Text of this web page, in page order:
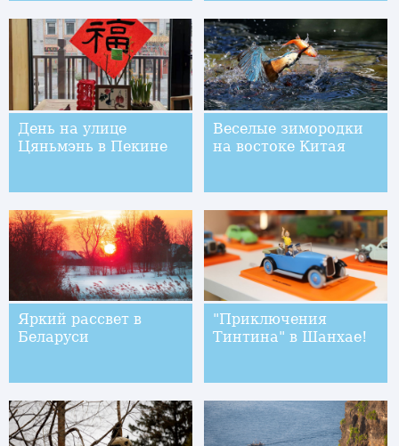
День на улице
Цяньмэнь в Пекине
Веселые зимородки
на востоке Китая
Яркий рассвет в
Беларуси
"Приключения
Тинтина" в Шанхае!